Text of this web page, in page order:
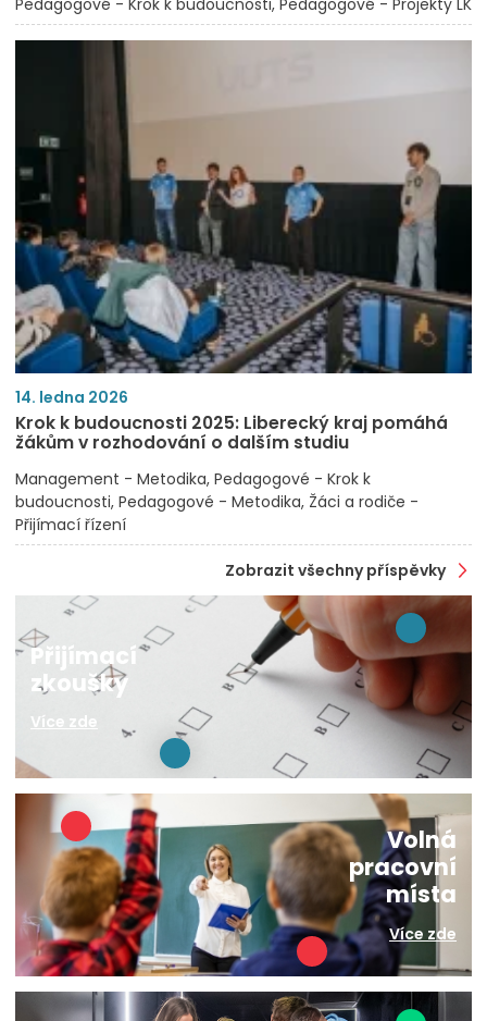
Pedagogové - Krok k budoucnosti Pedagogové - Projekty LK
14. ledna 2026
Krok k budoucnosti 2025: Liberecký kraj pomáhá
žákům v rozhodování o dalším studiu
Management - Metodika Pedagogové - Krok k
budoucnosti Pedagogové - Metodika Žáci a rodiče -
Přijímací řízení
Zobrazit všechny příspěvky
Přijímací
zkoušky
Více zde
Volná
pracovní
místa
Více zde